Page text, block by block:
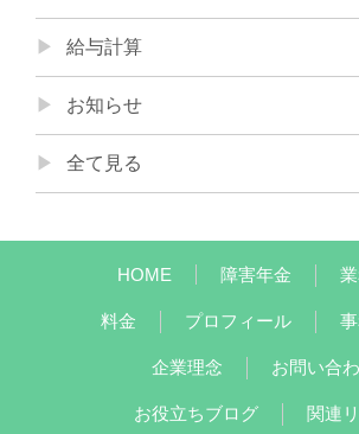
給与計算
お知らせ
全て見る
HOME 障害年金
料金 プロフィール
企業理念 お問い合
お役立ちブログ 関連